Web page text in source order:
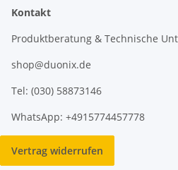
Kontakt
Produktberatung & Technische
shop@duonix.de
Tel: (030) 58873146
WhatsApp: +4915774457778
Vertrag widerrufen